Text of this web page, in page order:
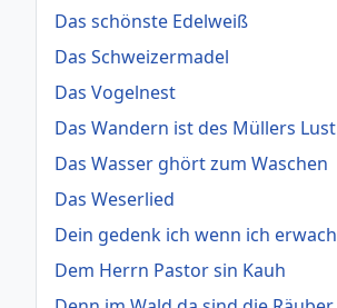
Das schönste Edelweiß
Das Schweizermadel
Das Vogelnest
Das Wandern ist des Müllers Lust
Das Wasser ghört zum Waschen
Das Weserlied
Dein gedenk ich wenn ich erwach
Dem Herrn Pastor sin Kauh